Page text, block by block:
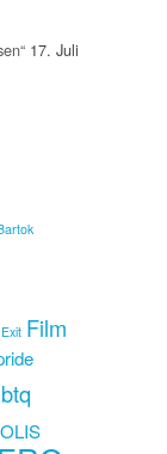
17. Juli
Exit Film